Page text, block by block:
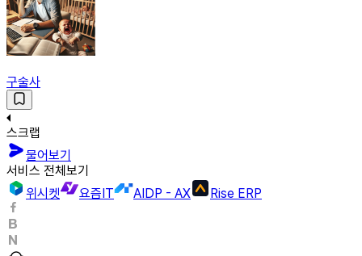
구술사
스크랩
물어보기
서비스 전체보기
위시켓
요즘IT AIDP - AX Rise ERP